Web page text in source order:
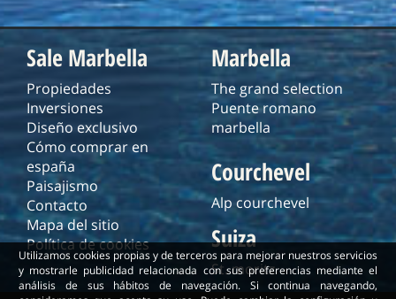
Utilizamos cookies propias y de terceros para mejorar nuestros servicios
y mostrarle publicidad relacionada con sus preferencias mediante el
análisis de sus hábitos de navegación. Si continua navegando,
Sale Marbella
Propiedades
Inversiones
Diseño exclusivo
Cómo comprar en
españa
Paisajismo
Contacto
Mapa del sitio
Política de cookies
Marbella
The grand selection
Puente romano
marbella
Courchevel
Alp courchevel
Suiza
St. moritz